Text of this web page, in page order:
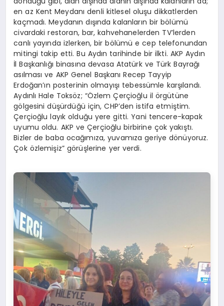
en az Kent Meydanı denli kitlesel oluşu dikkatlerden
kaçmadı. Meydanın dışında kalanların bir bölümü
civardaki restoran, bar, kahvehanelerden TV’lerden
canlı yayında izlerken, bir bölümü e cep telefonundan
mitingi takip etti. Bu Aydın tarihinde bir ilkti. AKP Aydın
İl Başkanlığı binasına devasa Atatürk ve Türk Bayrağı
asılmasıve AKP Genel Başkanı Recep Tayyip
Erdoğan’ın posterinin olmayışı tebessümle karşılandı.
Aydınlı Hale Toksöz; “Özlem Çerçioğlu il örgütüne
gölgesini düşürdüğü için, CHP’den istifa etmiştim.
Çerçioğlu layık olduğu yere gitti. Yani tencere-kapak
uyumu oldu. AKP ve Çerçioğlu birbirine çok yakıştı.
Bizler de baba ocağımıza, yuvamıza geriye dönüyoruz.
Çok özlemişiz” görüşlerine yer verdi.